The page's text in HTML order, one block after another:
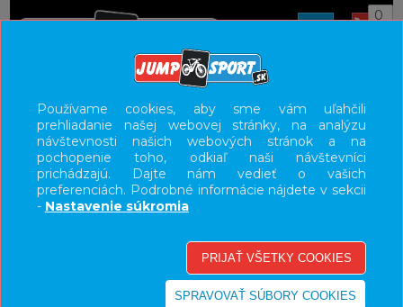
0
UŽÍVATEĽSKÝ PANEL
KATEGÓRIE
HLAVNÉ MENU
Používame cookies, aby sme vám uľahčili
prehliadanie našej webovej stránky, na analýzu
návštevnosti našich webových stránok a na
pochopenie toho, odkiaľ naši návštevníci
prichádzajú. Dajte nám vedieť o vašich
preferenciách. Podrobné informácie nájdete v sekcii
- Nastavenie súkromia